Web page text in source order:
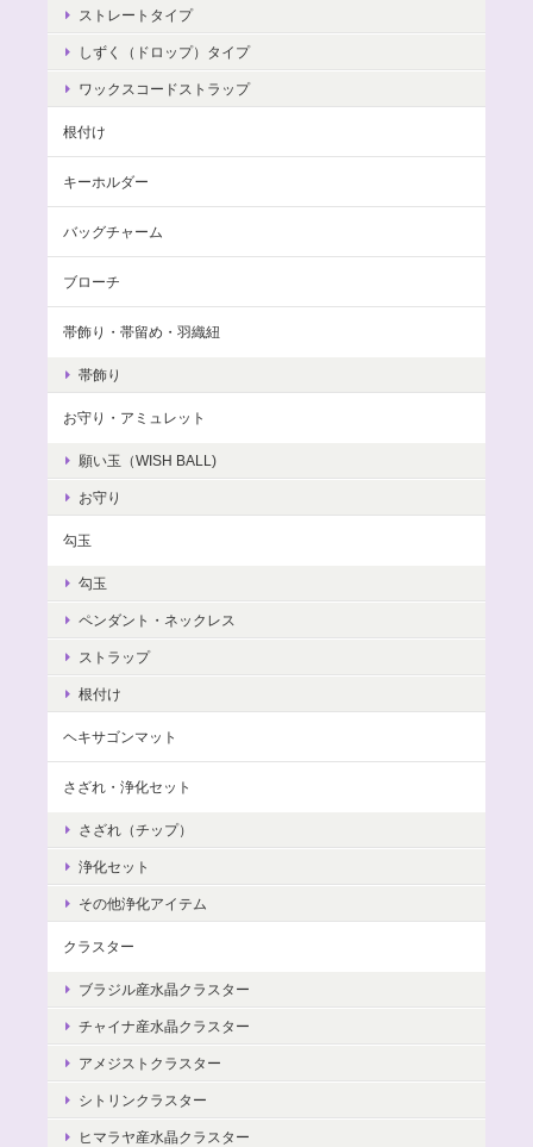
ストレートタイプ
しずく（ドロップ）タイプ
ワックスコードストラップ
根付け
キーホルダー
バッグチャーム
ブローチ
帯飾り・帯留め・羽織紐
帯飾り
お守り・アミュレット
願い玉（WISH BALL)
お守り
勾玉
勾玉
ペンダント・ネックレス
ストラップ
根付け
ヘキサゴンマット
さざれ・浄化セット
さざれ（チップ）
浄化セット
その他浄化アイテム
クラスター
ブラジル産水晶クラスター
チャイナ産水晶クラスター
アメジストクラスター
シトリンクラスター
ヒマラヤ産水晶クラスター